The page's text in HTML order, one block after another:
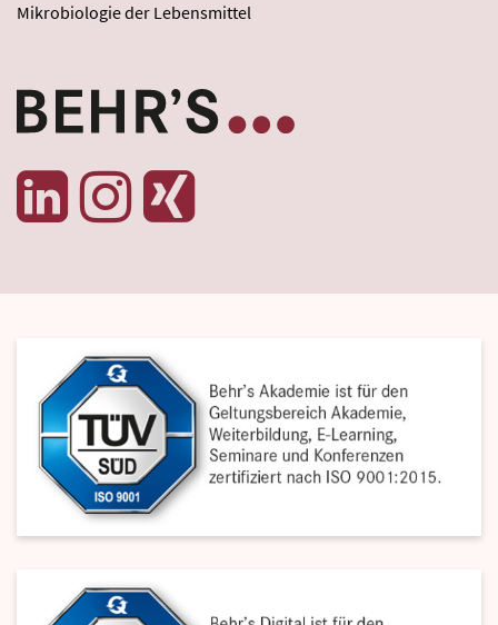
Mikrobiologie der Lebensmittel